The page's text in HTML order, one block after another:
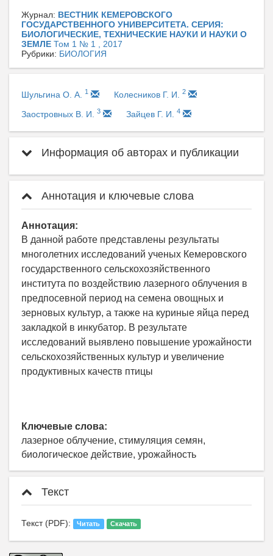
Журнал: ВЕСТНИК КЕМЕРОВСКОГО
ГОСУДАРСТВЕННОГО УНИВЕРСИТЕТА. СЕРИЯ:
БИОЛОГИЧЕСКИЕ, ТЕХНИЧЕСКИЕ НАУКИ И НАУКИ О
ЗЕМЛЕ Том 1 № 1 , 2017
Рубрики: БИОЛОГИЯ
Шульгина О. А. 1 Колесников Г. И. 2
Заостровных В. И. 3 Зайцев Г. И. 4
Информация об авторах и публикации
Аннотация и ключевые слова
Аннотация:
В данной работе представлены результаты
многолетних исследований ученых Кемеровского
государственного сельскохозяйственного
института по воздействию лазерного облучения в
предпосевной период на семена овощных и
зерновых культур, а также на куриные яйца перед
закладкой в инкубатор. В результате
исследований выявлено повышение урожайности
сельскохозяйственных культур и увеличение
продуктивных качеств птицы
Ключевые слова:
лазерное облучение, стимуляция семян,
биологическое действие, урожайность
Текст
Текст (PDF): Читать Скачать